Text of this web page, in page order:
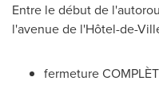
Entre le début de
l'avenue de l'Hôtel-de-
fermeture